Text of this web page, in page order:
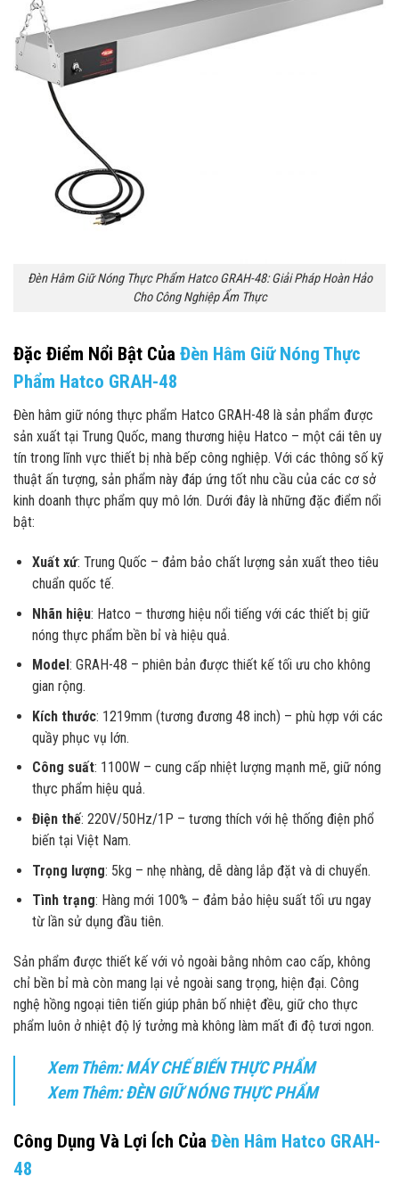
Đèn Hâm Giữ Nóng Thực Phẩm Hatco GRAH-48: Giải Pháp Hoàn Hảo
Cho Công Nghiệp Ẩm Thực
Đặc Điểm Nổi Bật Của Đèn Hâm Giữ Nóng Thực
Phẩm Hatco GRAH-48
Đèn hâm giữ nóng thực phẩm Hatco GRAH-48 là sản phẩm được
sản xuất tại Trung Quốc, mang thương hiệu Hatco – một cái tên uy
tín trong lĩnh vực thiết bị nhà bếp công nghiệp. Với các thông số kỹ
thuật ấn tượng, sản phẩm này đáp ứng tốt nhu cầu của các cơ sở
kinh doanh thực phẩm quy mô lớn. Dưới đây là những đặc điểm nổi
bật:
Xuất xứ: Trung Quốc – đảm bảo chất lượng sản xuất theo tiêu
chuẩn quốc tế.
Nhãn hiệu: Hatco – thương hiệu nổi tiếng với các thiết bị giữ
nóng thực phẩm bền bỉ và hiệu quả.
Model: GRAH-48 – phiên bản được thiết kế tối ưu cho không
gian rộng.
Kích thước: 1219mm (tương đương 48 inch) – phù hợp với các
quầy phục vụ lớn.
Công suất: 1100W – cung cấp nhiệt lượng mạnh mẽ, giữ nóng
thực phẩm hiệu quả.
Điện thế: 220V/50Hz/1P – tương thích với hệ thống điện phổ
biến tại Việt Nam.
Trọng lượng: 5kg – nhẹ nhàng, dễ dàng lắp đặt và di chuyển.
Tình trạng: Hàng mới 100% – đảm bảo hiệu suất tối ưu ngay
từ lần sử dụng đầu tiên.
Sản phẩm được thiết kế với vỏ ngoài bằng nhôm cao cấp, không
chỉ bền bỉ mà còn mang lại vẻ ngoài sang trọng, hiện đại. Công
nghệ hồng ngoại tiên tiến giúp phân bố nhiệt đều, giữ cho thực
phẩm luôn ở nhiệt độ lý tưởng mà không làm mất đi độ tươi ngon.
Xem Thêm: MÁY CHẾ BIẾN THỰC PHẨM
Xem Thêm: ĐÈN GIỮ NÓNG THỰC PHẨM
Công Dụng Và Lợi Ích Của Đèn Hâm Hatco GRAH-
48